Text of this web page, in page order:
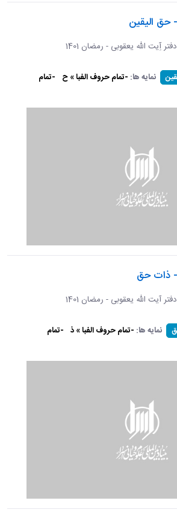
حق الیقین
آِیت الله یعقوبی - رمضان 1401
نمایه ها: -تمام حروف الفبا » ح -تمام
- ذات حق
آیت الله یعقوبی - رمضان 1401
نمایه ها: -تمام حروف الفبا » ذ -تمام